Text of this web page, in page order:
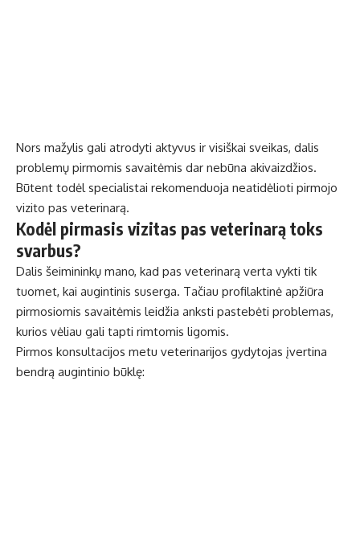
Nors mažylis gali atrodyti aktyvus ir visiškai sveikas, dalis
problemų pirmomis savaitėmis dar nebūna akivaizdžios.
Būtent todėl specialistai rekomenduoja neatidėlioti pirmojo
vizito pas veterinarą.
Kodėl pirmasis vizitas pas veterinarą toks
svarbus?
Dalis šeimininkų mano, kad pas veterinarą verta vykti tik
tuomet, kai augintinis suserga. Tačiau profilaktinė apžiūra
pirmosiomis savaitėmis leidžia anksti pastebėti problemas,
kurios vėliau gali tapti rimtomis ligomis.
Pirmos konsultacijos metu veterinarijos gydytojas įvertina
bendrą augintinio būklę: